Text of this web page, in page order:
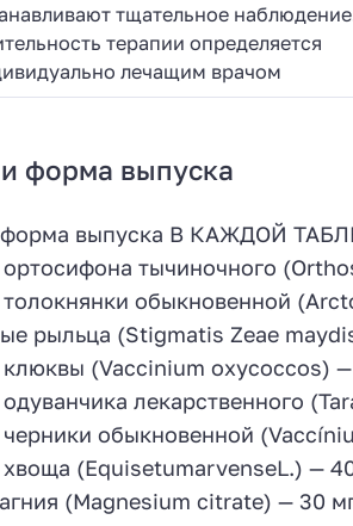
тщательное
терапии определяется
лечащим врачом
форма выпуска
форма выпуска В КАЖДОЙ
ортосифона тычиночного
толокнянки обыкновенной
рыльца (Stigmatis Zeae
клюквы (Vaccinium oxycoccos)
одуванчика лекарственного
черники обыкновенной
хвоща (EquisetumarvenseL.) —
(Magnesium citrate) — 30